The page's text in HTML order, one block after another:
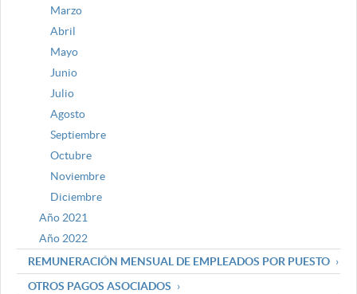
Marzo
Abril
Mayo
Junio
Julio
Agosto
Septiembre
Octubre
Noviembre
Diciembre
Año 2021
Año 2022
REMUNERACIÓN MENSUAL DE EMPLEADOS POR PUESTO
OTROS PAGOS ASOCIADOS